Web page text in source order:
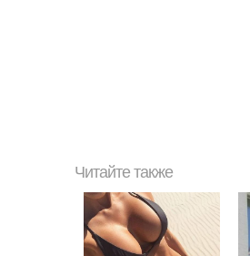
Читайте также